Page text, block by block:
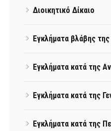
Διοικητικό Δίκαιο
Εγκλήματα βλάβης
Εγκλήματα κατά της
Εγκλήματα κατά της
Εγκλήματα κατά της